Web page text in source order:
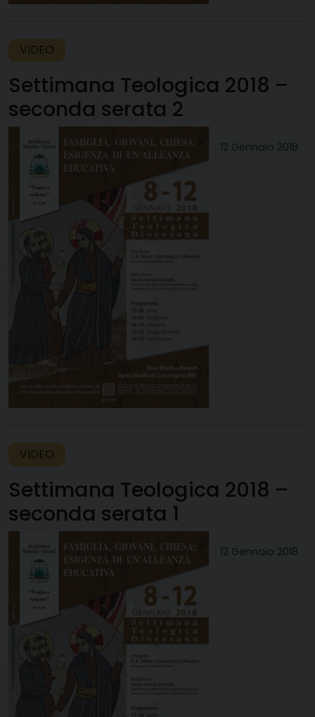
VIDEO
Settimana Teologica 2018 –
seconda serata 2
12 Gennaio 2018
VIDEO
Settimana Teologica 2018 –
seconda serata 1
12 Gennaio 2018